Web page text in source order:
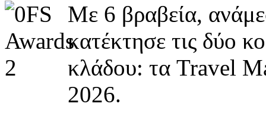
Με 6 βραβεία,
κατέκτησε τις δύο
κλάδου: τα Travel
2026.